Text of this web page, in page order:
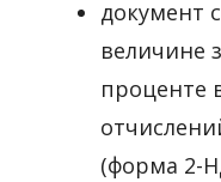
документ
величине
проценте
(форма 2-